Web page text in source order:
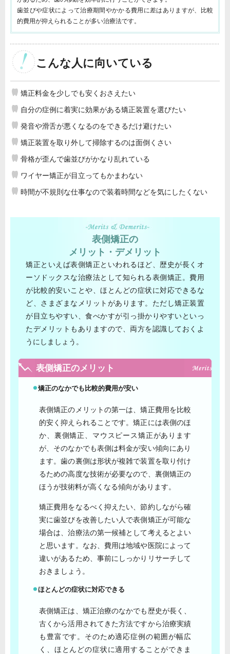
歯並びや症状によって治療期間やかかる費用に差はありますが、比較
的費用が抑えられることが多い治療法です。
こんな人に向いている
矯正料金を少しでも安くおさえたい
自分の症例に着実に効果がある矯正装置を選びたい
発音や滑舌が悪くなるのをできるだけ避けたい
矯正装置を取り外して掃除するのは面倒くさい
骨格が歪んで歯並びがかなり乱れている
ワイヤー矯正が目立ってもかまわない
時間が不規則な仕事なので装着時間などを気にしたくない
表側矯正の
メリット・デメリット
矯正といえば表側矯正といわれるほど、歴史が長くオ
ーソドックスな治療法として知られる表側矯正。費用
が比較的安いことや、ほとんどの症状に対応できるな
ど、さまざまなメリットがあります。ただし矯正装置
が目立ちやすい、食べかすが引っ掛かりやすいといっ
たデメリットもありますので、両方を認識しておくよ
うにしましょう。
表側矯正のメリット
矯正のなかでも比較的費用が安い
表側矯正のメリットの第一は、矯正費用を比較
的安く抑えられることです。矯正には表側のほ
か、裏側矯正、マウスピース矯正があります
が、そのなかでも表側は料金が安い傾向にあり
ます。歯の裏側は形状が複雑で装置を取り付け
るための高度な技術が必要なので、裏側矯正の
ほうが技術料が高くなる傾向があります。
矯正費用をなるべく抑えたい、節約しながら確
実に歯並びを改善したい人で表側矯正が可能な
場合は、治療法の第一候補として考えるとよい
と思います。なお、費用は地域や医院によって
違いがあるため、事前にしっかりリサーチして
おきましょう。
ほとんどの症状に対応できる
表側矯正は、矯正治療のなかでも歴史が長く、
古くから活用されてきた方法ですから治療実績
も豊富です。そのため適応症例の範囲が幅広
く、ほとんどの症状に適用することができま